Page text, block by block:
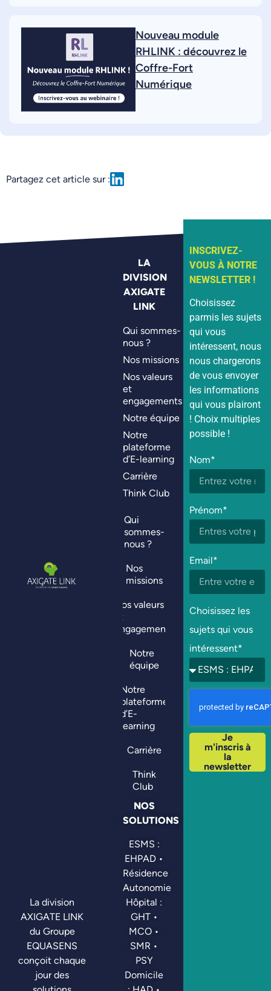
Nouveau module
RHLINK : découvrez le
Coffre-Fort
Numérique
Partagez cet article sur :
La division
AXIGATE LINK
du Groupe
EQUASENS
conçoit chaque
jour des
LA
DIVISION
AXIGATE
LINK
Qui sommes-
nous ?
Nos missions
Nos valeurs
et
engagements
Notre équipe
Notre
plateforme
d’E-learning
Carrière
Think Club
Qui
sommes-
nous ?
Nos
missions
Nos valeurs
et
engagements
Notre
équipe
Notre
plateforme
d’E-
learning
Carrière
Think
Club
NOS
SOLUTIONS
ESMS :
EHPAD •
Résidence
Autonomie
Hôpital :
GHT •
MCO •
SMR •
PSY
Domicile
INSCRIVEZ-
VOUS À NOTRE
NEWSLETTER !
Choisissez
parmis les sujets
qui vous
intéressent, nous
nous chargerons
de vous envoyer
les informations
qui vous plairont
! Choix multiples
possible !
Nom*
Prénom*
Email*
Choisissez les
sujets qui vous
intéressent*
Je
m'inscris à
la
newsletter